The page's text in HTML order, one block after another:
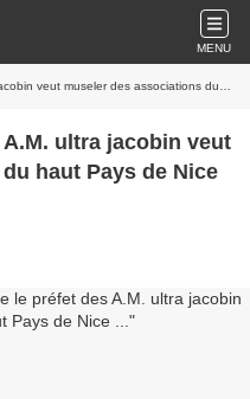
MENU
des associations du haut Pays de Nice ...
ultra jacobin veut
haut Pays de Nice